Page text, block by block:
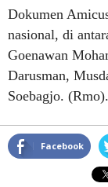
Dokumen
nasional, di
Goenawan
Darusman,
Soebagjo. (Rmo).
Facebook